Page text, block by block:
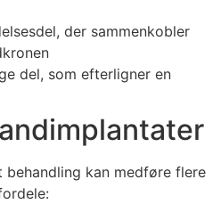
der sammenkobler
del, som efterligner en
behandling kan medføre flere